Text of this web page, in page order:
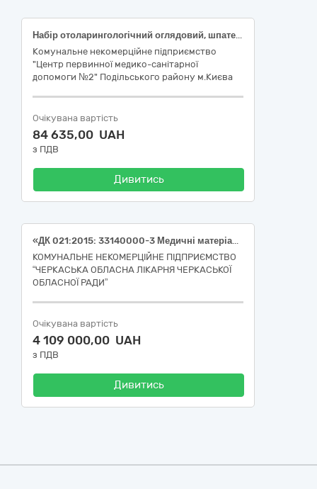
Набір отоларингологічний оглядовий, шпатель отоларингологічний пластиковий підсилений
Комунальне некомерційне підприємство
"Центр первинної медико-санітарної
допомоги №2" Подільського району м.Києва
Очікувана вартість
84 635,00 UAH
з ПДВ
Дивитись
«ДК 021:2015: 33140000-3 Медичні матеріали (НК:024:2023: 10688-Ангіографічний катетер одноразового застосування; 10691-Периферійний / коронарний судинний мікрокатетер; 60940-Спіраль для емболізації судин головного мозку)»
КОМУНАЛЬНЕ НЕКОМЕРЦІЙНЕ ПІДПРИЄМСТВО
“ЧЕРКАСЬКА ОБЛАСНА ЛІКАРНЯ ЧЕРКАСЬКОЇ
ОБЛАСНОЇ РАДИ”
Очікувана вартість
4 109 000,00 UAH
з ПДВ
Дивитись